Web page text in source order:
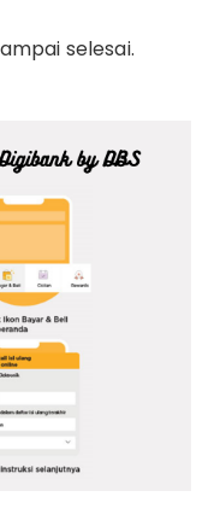
selesai.